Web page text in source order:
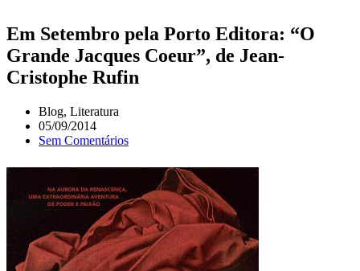
Em Setembro pela Porto Editora: “O
Grande Jacques Coeur”, de Jean-
Cristophe Rufin
Blog, Literatura
05/09/2014
Sem Comentários